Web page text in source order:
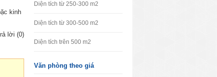
kinh
lời (0)
Diện tích từ 250-300 m2
Diện tích từ 300-500 m2
Diện tích trên 500 m2
Văn phòng theo giá